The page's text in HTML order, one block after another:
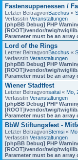
Fastensuppenessen /
Letzter BeitragvonBacchus «
Verfasstin Veranstaltungen
[phpBB Debug] PHP
[ROOT]/vendor/twig/twig/
Parameter must be an
Lord of the Rings
Letzter BeitragvonBacchus «
Verfasstin Veranstaltungen
[phpBB Debug] PHP
[ROOT]/vendor/twig/twig/
Parameter must be an
Wiener Stadtfest
Letzter Beitragvonsaitai « Mo,
Verfasstin Veranstaltungen
[phpBB Debug] PHP
[ROOT]/vendor/twig/twig/
Parameter must be an
BbW Stiftungsfest -
Letzter BeitragvonStemsi «
Verfasstin Veranstaltungen
[phpBB Debug] PHP
[ROOT]/vendor/twig/twig/
Parameter must be an